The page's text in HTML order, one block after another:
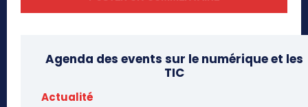
Agenda des events sur le numérique et les
TIC
Actualité